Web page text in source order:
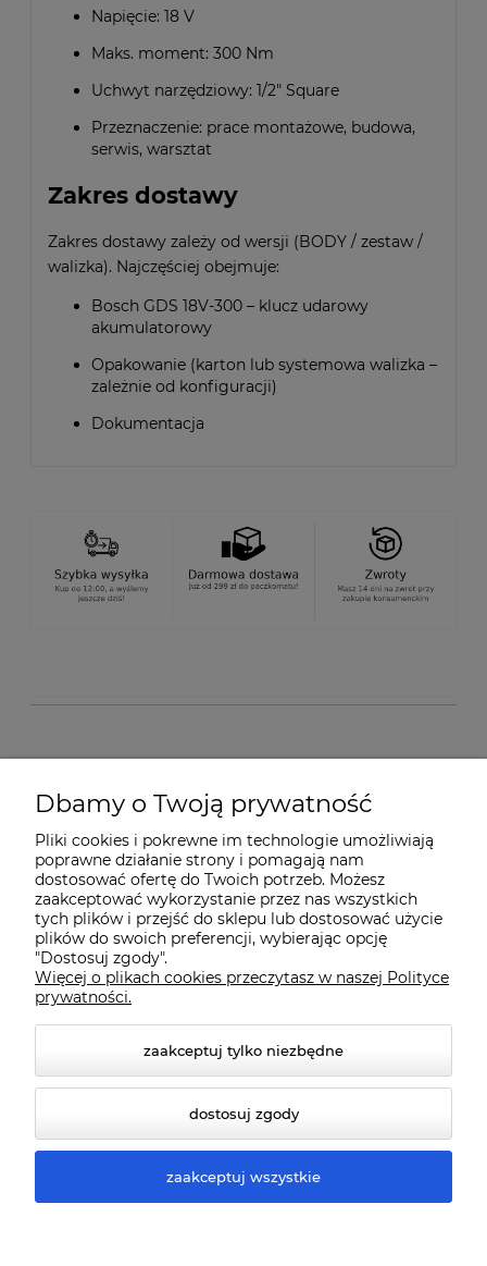
Napięcie: 18 V
Maks. moment: 300 Nm
Uchwyt narzędziowy: 1/2" Square
Przeznaczenie: prace montażowe, budowa,
serwis, warsztat
Zakres dostawy
Zakres dostawy zależy od wersji (BODY / zestaw /
walizka). Najczęściej obejmuje:
Bosch GDS 18V-300 – klucz udarowy
akumulatorowy
Opakowanie (karton lub systemowa walizka –
zależnie od konfiguracji)
Dokumentacja
O nas
Dostawa i płatności
Pomoc
Gwarancja i Serwis
© 2026 www.qmart.pl. Wszelkie prawa zastrzeżone.
Dbamy o Twoją prywatność
Pliki cookies i pokrewne im technologie umożliwiają
poprawne działanie strony i pomagają nam
dostosować ofertę do Twoich potrzeb. Możesz
zaakceptować wykorzystanie przez nas wszystkich
tych plików i przejść do sklepu lub dostosować użycie
plików do swoich preferencji, wybierając opcję
"Dostosuj zgody".
Więcej o plikach cookies przeczytasz w naszej Polityce
prywatności.
zaakceptuj tylko niezbędne
dostosuj zgody
zaakceptuj wszystkie